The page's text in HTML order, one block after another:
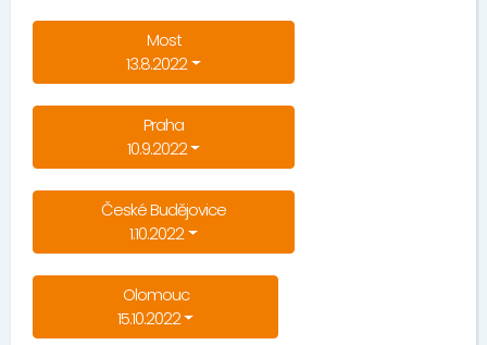
Most
13.8.2022
Praha
10.9.2022
České Budějovice
1.10.2022
Olomouc
15.10.2022